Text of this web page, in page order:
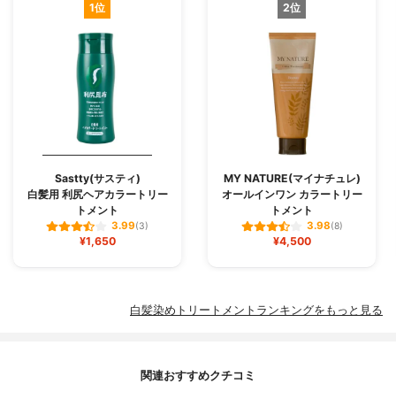
1位
Sastty(サスティ)
白髪用 利尻ヘアカラートリー
トメント
3.99(3)
¥1,650
2位
MY NATURE(マイナチュレ)
オールインワン カラートリー
トメント
3.98(8)
¥4,500
白髪染めトリートメントランキングをもっと見る
関連おすすめクチコミ